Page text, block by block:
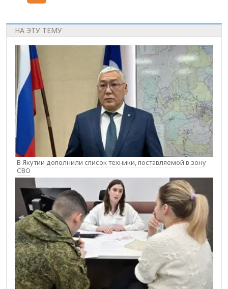
НА ЭТУ ТЕМУ
В Якутии дополнили список техники, поставляемой в зону
СВО